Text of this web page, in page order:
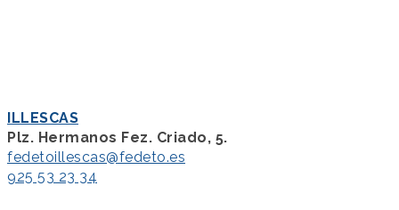
ILLESCAS
Plz. Hermanos Fez. Criado, 5.
fedetoillescas@fedeto.es
925 53 23 34